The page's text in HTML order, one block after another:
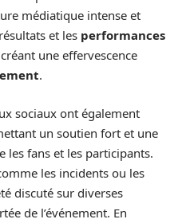
médiatique intense et
et les performances
une effervescence
.
sociaux ont également
un soutien fort et une
les fans et les participants.
les incidents ou les
discuté sur diverses
de l’événement. En